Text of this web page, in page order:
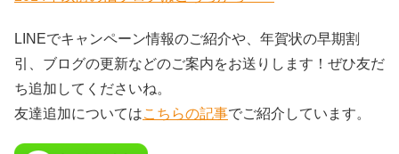
LINEでキャンペーン情報のご紹介や、年賀状の早期割
引、ブログの更新などのご案内をお送りします！ぜひ友だ
ち追加してくださいね。
友達追加についてはこちらの記事でご紹介しています。